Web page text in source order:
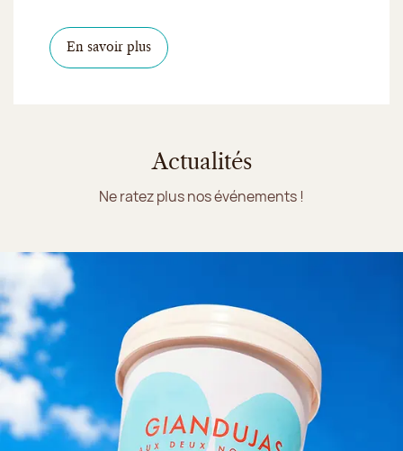
En savoir plus
Actualités
Ne ratez plus nos événements !